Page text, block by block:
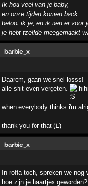
Ik hou veel van je baby,
en onze tijden komen back.
beloof ik je, en ik ben er voor
je hebt tzelfde meegemaakt
barbie_x
Daarom, gaan we snel losss!
alle shit even vergeten.
hihi
when everybody thinks i'm
thank you for that (L)
barbie_x
In roffa toch, spreken we nog
hoe zijn je haartjes